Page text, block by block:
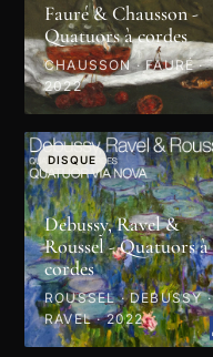
Fauré & Chausson -
Quatuors à cordes
CHAUSSON · FAURÉ ·
2022
DISQUE
Debussy, Ravel &
Roussel - Quatuors à
cordes
ROUSSEL · DEBUSSY ·
RAVEL · 2022